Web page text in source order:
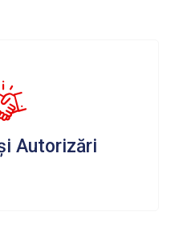
Autorizări